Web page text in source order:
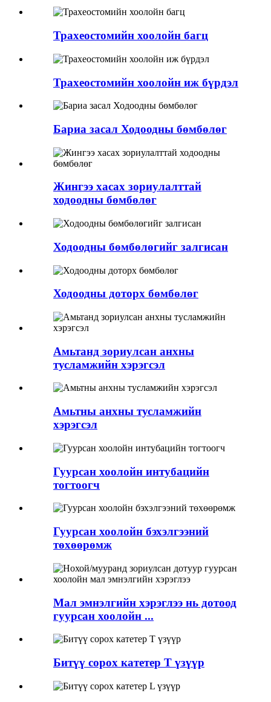
Трахеостомийн хоолойн багц
Трахеостомийн хоолойн иж бүрдэл
Бариа засал Ходоодны бөмбөлөг
Жингээ хасах зориулалттай
ходоодны бөмбөлөг
Ходоодны бөмбөлөгийг залгисан
Ходоодны доторх бөмбөлөг
Амьтанд зориулсан анхны
тусламжийн хэрэгсэл
Амьтны анхны тусламжийн
хэрэгсэл
Гуурсан хоолойн интубацийн
тогтоогч
Гуурсан хоолойн бэхэлгээний
төхөөрөмж
Мал эмнэлгийн хэрэглээ нь дотоод
гуурсан хоолойн ...
Битүү сорох катетер T үзүүр